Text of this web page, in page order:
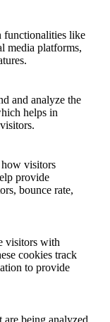
functionalities like
media platforms,
and analyze the
helps in
how visitors
provide
bounce rate,
visitors with
cookies track
to provide
are being analyzed